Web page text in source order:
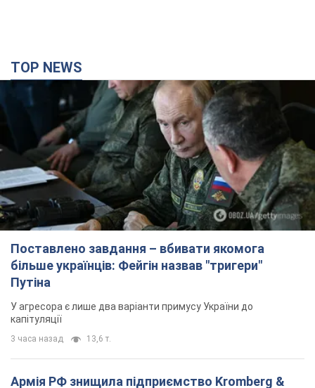
TOP NEWS
Поставлено завдання – вбивати якомога
більше українців: Фейгін назвав "тригери"
Путіна
У агресора є лише два варіанти примусу України до
капітуляції
3 часа назад 13,6 т.
Армія РФ знищила підприємство Kromberg &